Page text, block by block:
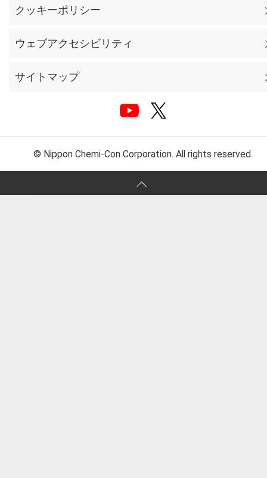
クッキーポリシー
ウェブアクセシビリティ
サイトマップ
© Nippon Chemi-Con Corporation. All rights reserved.